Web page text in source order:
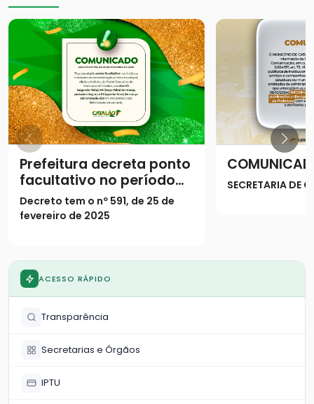
Prefeitura decreta ponto
facultativo no período
do Carnaval
Decreto tem o nº 591, de 25 de
fevereiro de 2025
SECRETARIA DE
ACESSO RÁPIDO
Transparência
Secretarias e Órgãos
IPTU